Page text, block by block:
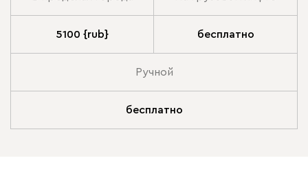
5100 {rub} бесплатно
Ручной
бесплатно